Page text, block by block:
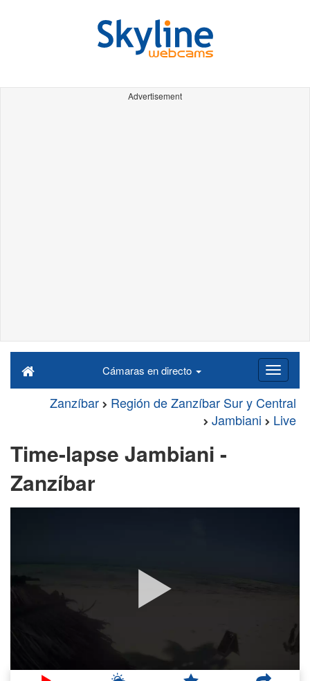
Advertisement
Cámaras en directo
Zanzíbar
Región de Zanzíbar Sur y Central
Jambiani
Live
Time-lapse Jambiani -
Zanzíbar